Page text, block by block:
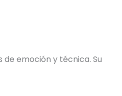
emoción y técnica. Su